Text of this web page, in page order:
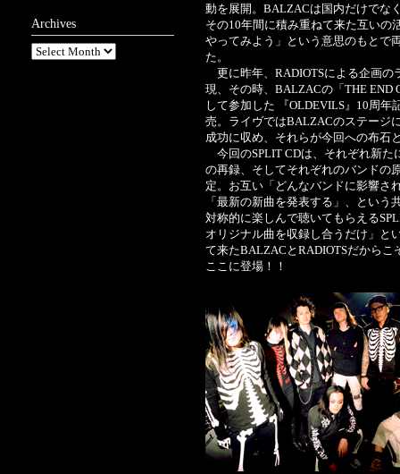
動を展開。BALZACは国内だけでな
その10年間に積み重ねて来た互いの
やってみよう」という意思のもとで
た。
更に昨年、RADIOTSによる企画の
現、その時、BALZACの「THE END
して参加した 『OLDEVILS』10周
売。ライヴではBALZACのステージ
成功に収め、それらが今回への布石
今回のSPLIT CDは、それぞれ新た
の再録、そしてそれぞれのバンドの
定。お互い「どんなバンドに影響さ
「最新の新曲を発表する」、とい
対称的に楽しんで聴いてもらえる
オリジナル曲を収録し合うだけ」と
て来たBALZACとRADIOTSだからこ
ここに登場！！
Archives